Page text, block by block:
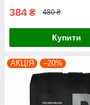
384 ₴ 480 ₴
Купити
АКЦІЯ –20%